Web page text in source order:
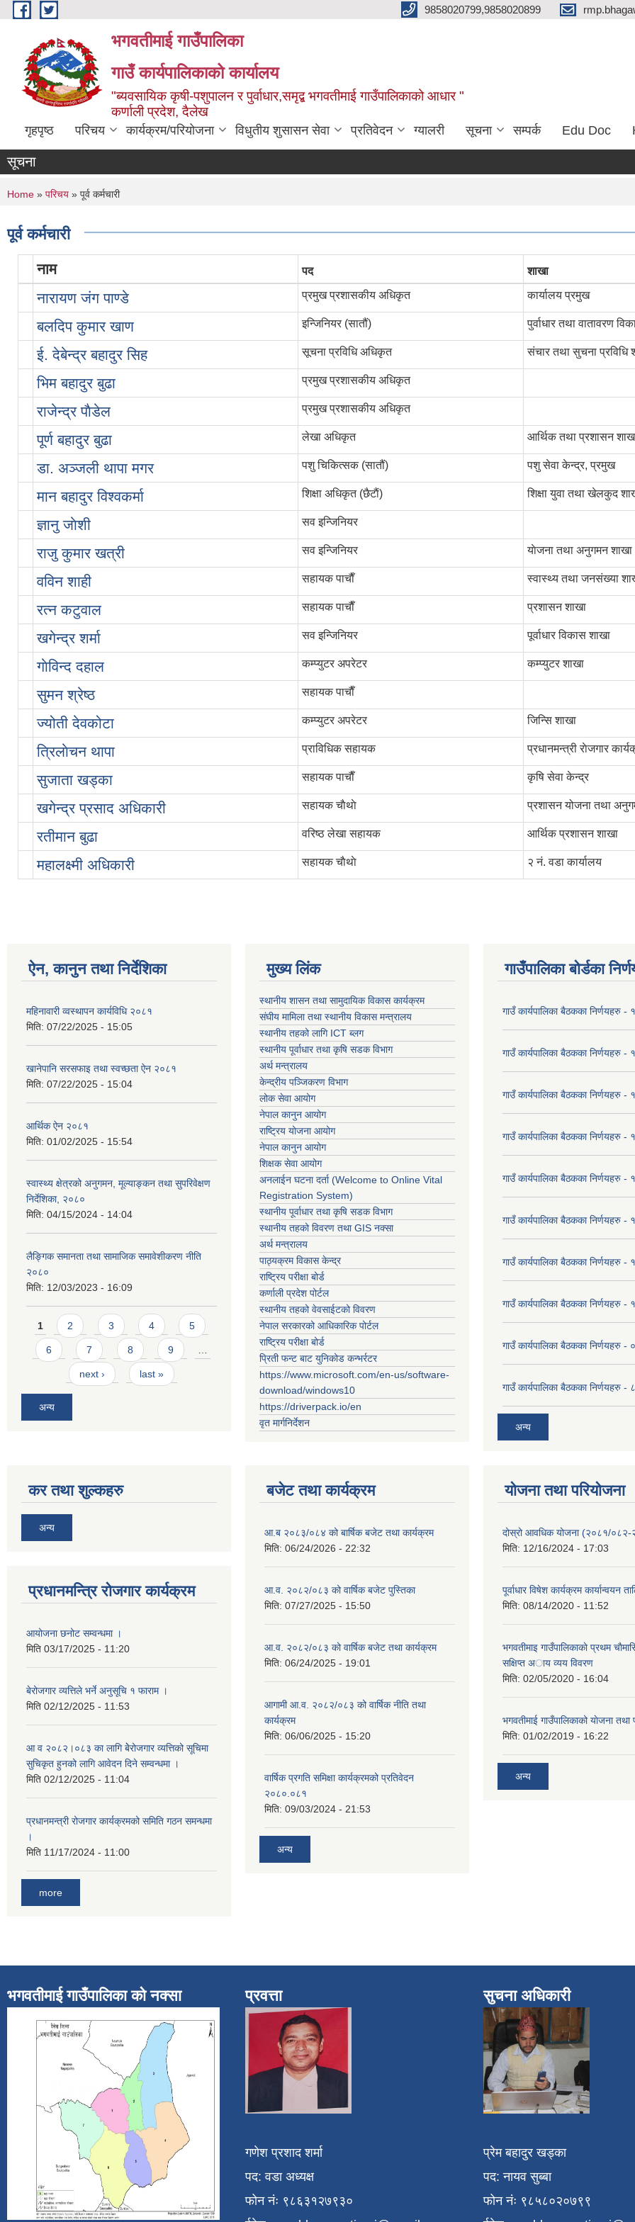
Skip to main content 9858020799,9858020899
भगवतीमाई गाउँपालिका
गाउँ कार्यपालिकाको कार्यालय
"ब्यवसायिक कृषी-पशुपालन र पुर्वाधार,समृद्ब भगवतीमाई गाउँपालिकाको आधार "
कर्णाली प्रदेश, दैलेख
गृहपृष्ठ परिचय कार्यक्रम/परियोजना विधुतीय शुसासन सेवा प्रतिवेदन ग्यालरी सूचना सम्पर्क Edu Doc
सूचना
You are here
Home » परिचय » पूर्व कर्मचारी
पूर्व कर्मचारी
नाम पद शाखा
नारायण जंग पाण्डे प्रमुख प्रशासकीय अधिकृत कार्यालय प्रमुख
बलदिप कुमार खाण इन्जिनियर (सातौं) पुर्वाधार तथा वातावरण
ई. देबेन्द्र बहादुर सिह सूचना प्रविधि अधिकृत स‌ंचार तथा सुचना प्रविधि
भिम बहादुर बुढा प्रमुख प्रशासकीय अधिकृत
राजेन्द्र पाैडेल प्रमुख प्रशासकीय अधिकृत
पूर्ण बहादुर बुढा लेखा अधिकृत आर्थिक तथा प्रशासन
डा. अञ्जली थापा मगर पशु चिकित्सक (सातौं) पशु सेवा केन्द्र, प्रमुख
मान बहादुर विश्वकर्मा शिक्षा अधिकृत (छैटाैं) शिक्षा युवा तथा खेलकुद
ज्ञानु जाेशी सव इन्जिनियर
राजु कुमार खत्री सव इन्जिनियर याेजना तथा अनुगमन शाखा
वविन शाही सहायक पाचाै‌ँ स्वास्थ्य तथा जनसंख्या
रत्न कटुवाल सहायक पाचाै‌ँ प्रशासन शाखा
खगेन्द्र शर्मा सव इन्जिनियर पूर्वाधार विकास शाखा
गाेविन्द दहाल कम्प्युटर अपरेटर कम्प्युटर शाखा
सुमन श्रेष्ठ सहायक पाचाै‌ँ
ज्योती देवकोटा कम्प्युटर अपरेटर जिन्सि शाखा
त्रिलाेचन थापा प्राविधिक सहायक प्रधानमन्त्री राेजगार
सुजाता खड्का सहायक पाचाै‌ँ कृषि सेवा केन्द्र
खगेन्द्र प्रसाद अधिकारी सहायक चाैथाे प्रशासन योजना तथा
रतीमान बुढा वरिष्ठ लेखा सहायक आर्थिक प्रशासन शाखा
महालक्ष्मी अधिकारी सहायक चाैथाे २ नं. वडा कार्यालय
ऐन, कानुन तथा निर्देशिका
महिनावारी व्वस्थापन कार्यविधि २०८१
मिति: 07/22/2025 - 15:05
खानेपानि सरसफाइ तथा स्वच्छता ऐन २०८१
मिति: 07/22/2025 - 15:04
आर्थिक ऐन २०८१
मिति: 01/02/2025 - 15:54
स्वास्थ्य क्षेत्रको अनुगमन, मूल्याङ्कन तथा सुपरिवेक्षण
निर्देशिका, २०८०
मिति: 04/15/2024 - 14:04
लैङ्गिक समानता तथा सामाजिक समावेशीकरण नीति
२०८०
मिति: 12/03/2023 - 16:09
Pages
1 2 3 4 5
6 7 8 9 …
next › last »
अन्य
मुख्य लिंक
स्थानीय शासन तथा सामुदायिक विकास कार्यक्रम
संघीय मामिला तथा स्थानीय विकास मन्त्रालय
स्थानीय तहको लागि ICT ब्लग
स्थानीय पूर्वाधार तथा कृषि सडक विभाग
अर्थ मन्त्रालय
केन्द्रीय पञ्जिकरण विभाग
लोक सेवा आयोग
नेपाल कानुन आयोग
राष्ट्रिय योजना आयोग
नेपाल कानुन आयोग
शिक्षक सेवा आयोग
अनलाईन घटना दर्ता (Welcome to Online Vital
Registration System)
स्थानीय पूर्वाधार तथा कृषि सडक विभाग
स्थानीय तहको विवरण तथा GIS नक्सा
अर्थ मन्त्रालय
पाठ्यक्रम विकास केन्द्र
राष्ट्रिय परीक्षा बोर्ड
कर्णाली प्रदेश पोर्टल
स्थानीय तहको वेवसाईटको विवरण
नेपाल सरकारको आधिकारिक पोर्टल
राष्ट्रिय परीक्षा बोर्ड
प्रिती फन्ट बाट युनिकोड कन्भर्रटर
https://www.microsoft.com/en-us/software-
download/windows10
https://driverpack.io/en
वृत मार्गनिर्देशन
गाउँपालिका बोर्डका
गाउँ कार्यपालिका बैठकका निर्णयहरु
गाउँ कार्यपालिका बैठकका निर्णयहरु
गाउँ कार्यपालिका बैठकका निर्णयहरु
गाउँ कार्यपालिका बैठकका निर्णयहरु
गाउँ कार्यपालिका बैठकका निर्णयहरु
गाउँ कार्यपालिका बैठकका निर्णयहरु
गाउँ कार्यपालिका बैठकका निर्णयहरु
गाउँ कार्यपालिका बैठकका निर्णयहरु
गाउँ कार्यपालिका बैठकका निर्णयहरु
गाउँ कार्यपालिका बैठकका निर्णयहरु
अन्य
कर तथा शुल्कहरु
अन्य
प्रधानमन्त्रि रोजगार कार्यक्रम
आयोजना छनोट सम्वन्धमा ।
मिति 03/17/2025 - 11:20
बेरोजगार व्यत्तिले भर्ने अनुसूचि १ फाराम ।
मिति 02/12/2025 - 11:53
आ व २०८२।०८३ का लागि बेेरोजगार व्यत्तिको सूचिमा
सुचिकृत हुनको लागि आवेदन दिने सम्वन्धमा ।
मिति 02/12/2025 - 11:04
प्रधानमन्त्री रोजगार कार्यक्रमको समिति गठन समन्धमा
।
मिति 11/17/2024 - 11:00
more
बजेट तथा कार्यक्रम
आ.ब २०८३/०८४ को बार्षिक बजेट तथा कार्यक्रम
मिति: 06/24/2026 - 22:32
आ.व. २०८२/०८३ को वार्षिक बजेट पुस्तिका
मिति: 07/27/2025 - 15:50
आ.व. २०८२/०८३ को वार्षिक बजेट तथा कार्यक्रम
मिति: 06/24/2025 - 19:01
आगामी आ.व. २०८२/०८३ को वार्षिक नीति तथा
कार्यक्रम
मिति: 06/06/2025 - 15:20
वार्षिक प्रगति समिक्षा कार्यक्रमको प्रतिवेदन
२०८०.०८१
मिति: 09/03/2024 - 21:53
अन्य
योजना तथा परियोजना
दोस्रो आवधिक योजना (२०८१/
मिति: 12/16/2024 - 17:03
पूर्वाधार विषेश कार्यक्रम कार्यान्वयन
मिति: 08/14/2020 - 11:52
भगवतीमाइ गाउँपालिकाकाे प्रथम
सक्षिप्त अाय व्यय विवरण
मिति: 02/05/2020 - 16:04
भगवतीमाई गाउँपालिकाको याेजना तथा
मिति: 01/02/2019 - 16:22
अन्य
भगवतीमाई गाउँपालिका को नक्सा प्रवत्ता
गणेश प्रशाद शर्मा
पद: वडा अध्यक्ष
फोन नंः ९८६३१२७९३०
सुचना अधिकारी
प्रेम बहादुर खड्का
पद: नायव सुब्बा
फोन नंः ९८५८०२०७९९